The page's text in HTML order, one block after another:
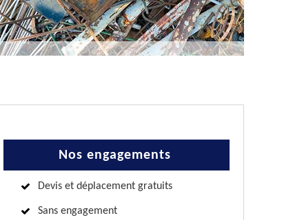
Nos engagements
Devis et déplacement gratuits
Sans engagement